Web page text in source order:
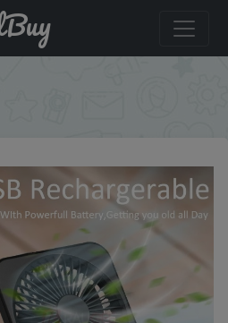
5 - Gear USB Rechargeable
Office and Home Student